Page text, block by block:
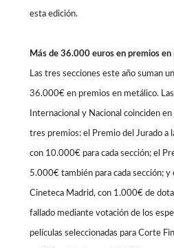
esta edición.
Más de 36.000 euros en premios en
Las tres secciones este año suman
36.000€ en premios en metálico.
Internacional y Nacional coinciden
tres premios: el Premio del Jurado a
con 10.000€ para cada sección; el
5.000€ también para cada sección; y
Cineteca Madrid, con 1.000€ de
fallado mediante votación de los
películas seleccionadas para Corte